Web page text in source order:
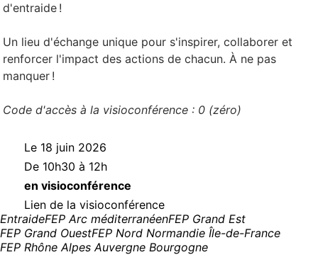
d'entraide !
Un lieu d'échange unique pour s'inspirer, collaborer et
renforcer l'impact des actions de chacun. À ne pas
manquer !
Code d'accès à la visioconférence : 0 (zéro)
Le 18 juin 2026
De 10h30 à 12h
en visioconférence
Lien de la visioconférence
EntraideFEP Arc méditerranéenFEP Grand Est
FEP Grand OuestFEP Nord Normandie Île-de-France
FEP Rhône Alpes Auvergne Bourgogne